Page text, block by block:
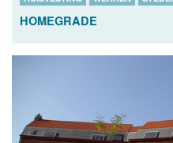
HOMEGRADE